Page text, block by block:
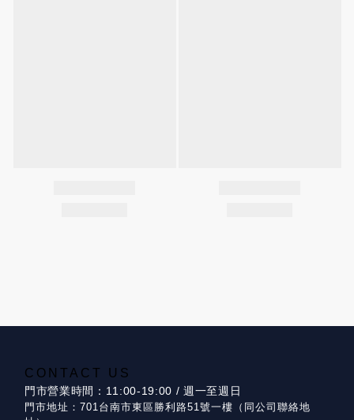
CONTACT US
門市營業時間：11:00-19:00 / 週一至週日
門市地址：701台南市東區勝利路51號一樓（同公司聯絡地